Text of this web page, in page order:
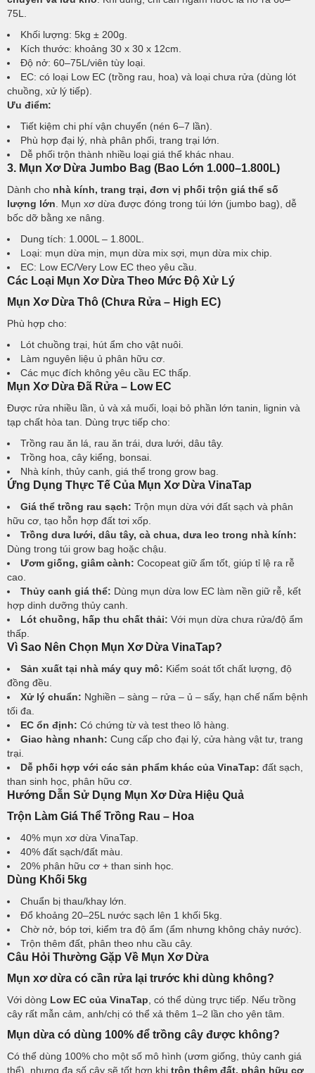
75L.
Khối lượng: 5kg ± 200g.
Kích thước: khoảng 30 x 30 x 12cm.
Độ nở: 60–75L/viên tùy loại.
EC: có loại Low EC (trồng rau, hoa) và loại chưa rửa (dùng lót
chuồng, xử lý tiếp).
Ưu điểm:
Tiết kiệm chi phí vận chuyển (nén 6–7 lần).
Phù hợp đại lý, nhà phân phối, trang trại lớn.
Dễ phối trộn thành nhiều loại giá thể khác nhau.
3. Mụn Xơ Dừa Jumbo Bag (Bao Lớn 1.000–1.800L)
Dành cho nhà kính, trang trại, đơn vị phối trộn giá thể số
lượng lớn . Mụn xơ dừa được đóng trong túi lớn (jumbo bag), dễ
bốc dỡ bằng xe nâng.
Dung tích: 1.000L – 1.800L.
Loại: mụn dừa mịn, mụn dừa mix sợi, mụn dừa mix chip.
EC: Low EC/Very Low EC theo yêu cầu.
Các Loại Mụn Xơ Dừa Theo Mức Độ Xử Lý
Mụn Xơ Dừa Thô (Chưa Rửa – High EC)
Phù hợp cho:
Lót chuồng trại, hút ẩm cho vật nuôi.
Làm nguyên liệu ủ phân hữu cơ.
Các mục đích không yêu cầu EC thấp.
Mụn Xơ Dừa Đã Rửa – Low EC
Được rửa nhiều lần, ủ và xả muối, loại bỏ phần lớn tanin, lignin và
tạp chất hòa tan. Dùng trực tiếp cho:
Trồng rau ăn lá, rau ăn trái, dưa lưới, dâu tây.
Trồng hoa, cây kiểng, bonsai.
Nhà kính, thủy canh, giá thể trong grow bag.
Ứng Dụng Thực Tế Của Mụn Xơ Dừa VinaTap
Giá thể trồng rau sạch: Trộn mụn dừa với đất sạch và phân
hữu cơ, tạo hỗn hợp đất tơi xốp.
Trồng dưa lưới, dâu tây, cà chua, dưa leo trong nhà kính:
Dùng trong túi grow bag hoặc chậu.
Ươm giống, giâm cành: Cocopeat giữ ẩm tốt, giúp tỉ lệ ra rễ
cao.
Thủy canh giá thể: Dùng mụn dừa low EC làm nền giữ rễ, kết
hợp dinh dưỡng thủy canh.
Lót chuồng, hấp thu chất thải: Với mụn dừa chưa rửa/độ ẩm
thấp.
Vì Sao Nên Chọn Mụn Xơ Dừa VinaTap?
Sản xuất tại nhà máy quy mô: Kiểm soát tốt chất lượng, độ
đồng đều.
Xử lý chuẩn: Nghiền – sàng – rửa – ủ – sấy, hạn chế nấm bệnh
tối đa.
EC ổn định: Có chứng từ và test theo lô hàng.
Giao hàng nhanh: Cung cấp cho đại lý, cửa hàng vật tư, trang
trại.
Dễ phối hợp với các sản phẩm khác của VinaTap: đất sạch,
than sinh học, phân hữu cơ.
Hướng Dẫn Sử Dụng Mụn Xơ Dừa Hiệu Quả
Trộn Làm Giá Thể Trồng Rau – Hoa
40% mụn xơ dừa VinaTap.
40% đất sạch/đất màu.
20% phân hữu cơ + than sinh học.
Dùng Khối 5kg
Chuẩn bị thau/khay lớn.
Đổ khoảng 20–25L nước sạch lên 1 khối 5kg.
Chờ nở, bóp tơi, kiểm tra độ ẩm (ẩm nhưng không chảy nước).
Trộn thêm đất, phân theo nhu cầu cây.
Câu Hỏi Thường Gặp Về Mụn Xơ Dừa
Mụn xơ dừa có cần rửa lại trước khi dùng không?
Với dòng Low EC của VinaTap , có thể dùng trực tiếp. Nếu trồng
cây rất mẫn cảm, anh/chị có thể xả thêm 1–2 lần cho yên tâm.
Mụn dừa có dùng 100% để trồng cây được không?
Có thể dùng 100% cho một số mô hình (ươm giống, thủy canh giá
thể), nhưng đa số cây sẽ tốt hơn khi trộn thêm đất, phân hữu cơ